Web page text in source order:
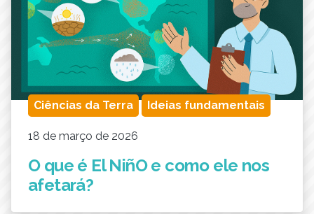
Ciências da Terra Ideias fundamentais
18 de março de 2026
O que é El NiñO e como ele nos
afetará?